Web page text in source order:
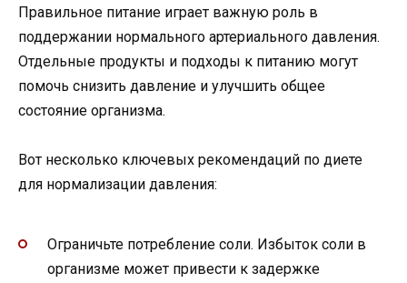
Правильное питание играет важную роль в
поддержании нормального артериального давления.
Отдельные продукты и подходы к питанию могут
помочь снизить давление и улучшить общее
состояние организма.
Вот несколько ключевых рекомендаций по диете
для нормализации давления:
Ограничьте потребление соли. Избыток соли в
организме может привести к задержке